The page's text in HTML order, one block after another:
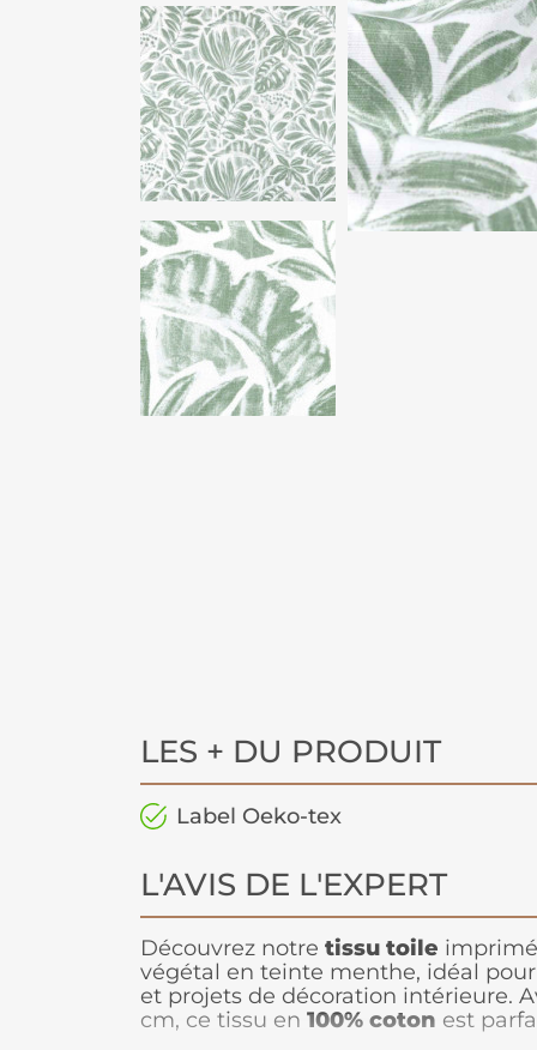
LES + DU PRODUIT
Label Oeko-tex
L'AVIS DE L'EXPERT
Découvrez notre tissu toile
végétal en teinte menthe, idéal
et projets de décoration intérieure.
cm, ce tissu en 100% coton est